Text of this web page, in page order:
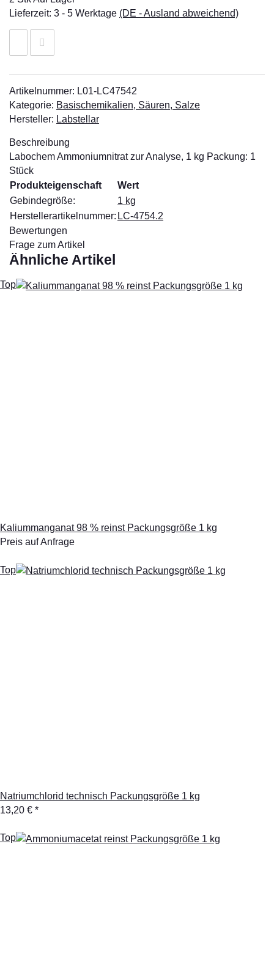
Lieferzeit: 3 - 5 Werktage (DE - Ausland abweichend)
Artikelnummer: L01-LC47542
Kategorie: Basischemikalien, Säuren, Salze
Hersteller: Labstellar
Beschreibung
Labochem Ammoniumnitrat zur Analyse, 1 kg Packung: 1
Stück
Produkteigenschaft
Wert
Gebindegröße:
1 kg
Herstellerartikelnummer: LC-4754.2
Bewertungen
Frage zum Artikel
Ähnliche Artikel
Top
Kaliummanganat 98 % reinst Packungsgröße 1 kg
Preis auf Anfrage
Top
Natriumchlorid technisch Packungsgröße 1 kg
13,20 € *
Top